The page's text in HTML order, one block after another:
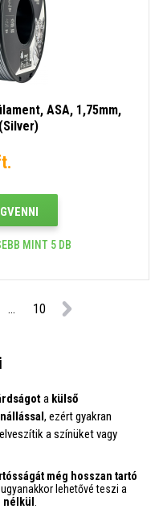
ASA, 1,75mm,
MINT 5 DB
... 10
a külső
, ezért gyakran
a színüket vagy
még hosszan tartó
lehetővé teszi a